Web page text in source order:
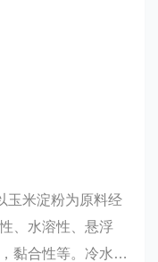
玉米淀粉为原料经
、水溶性、悬浮
黏合性等。冷水速